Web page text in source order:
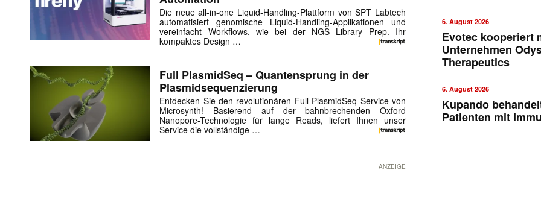
Die neue all-in-one Liquid-Handling-Plattform von SPT Labtech
automatisiert genomische Liquid-Handling-Applikationen und
vereinfacht Workflows, wie bei der NGS Library Prep. Ihr
kompaktes Design …
Full PlasmidSeq – Quantensprung in der
Plasmidsequenzierung
Entdecken Sie den revolutionären Full PlasmidSeq Service von
Microsynth! Basierend auf der bahnbrechenden Oxford
Nanopore-Technologie für lange Reads, liefert Ihnen unser
Service die vollständige …
ANZEIGE
6. August 2026
Evotec kooperiert
Unternehmen
Therapeutics
6. August 2026
Kupando
Patienten mit